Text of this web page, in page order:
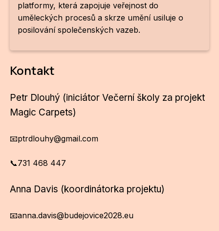
platformy, která zapojuje veřejnost do
uměleckých procesů a skrze umění usiluje o
posilování společenských vazeb.
Kontakt
Petr Dlouhý (iniciátor Večerní školy za projekt
Magic Carpets)
📧ptrdlouhy@gmail.com
📞731 468 447
Anna Davis (koordinátorka projektu)
📧anna.davis@budejovice2028.eu